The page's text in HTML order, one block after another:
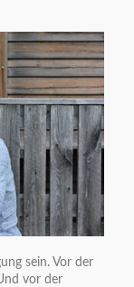
sein. Vor der
vor der